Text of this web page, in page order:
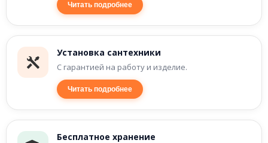
Читать подробнее
Установка сантехники
С гарантией на работу и изделие.
Читать подробнее
Бесплатное хранение